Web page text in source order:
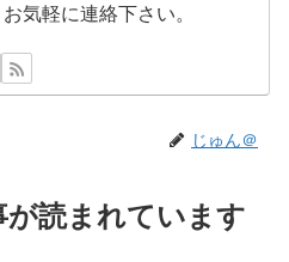
気軽に連絡下さい。
じゅん＠
読まれています